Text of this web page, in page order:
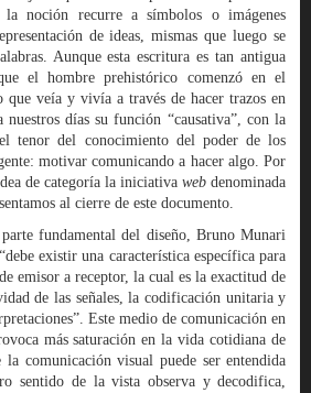
noción recurre a símbolos o imágenes
de ideas, mismas que luego se
Aunque esta escritura es tan antigua
el hombre prehistórico comenzó en el
que veía y vivía a través de hacer trazos en
nuestros días su función “causativa”, con la
el tenor del conocimiento del poder de los
motivar comunicando a hacer algo. Por
de categoría la iniciativaweb denominada
al cierre de este documento.
fundamental del diseño, Bruno Munari
existir una característica específica para
emisor a receptor, la cual es la exactitud de
de las señales, la codificación unitaria y
Este medio de comunicación en
más saturación en la vida cotidiana de
comunicación visual puede ser entendida
sentido de la vista observa y decodifica,